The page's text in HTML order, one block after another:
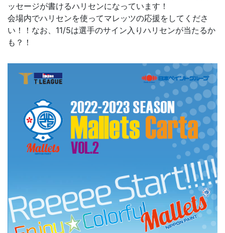
ッセージが書けるハリセンになっています！
会場内でハリセンを使ってマレッツの応援をしてくださ
い！！なお、11/5は選手のサイン入りハリセンが当たるか
も？！